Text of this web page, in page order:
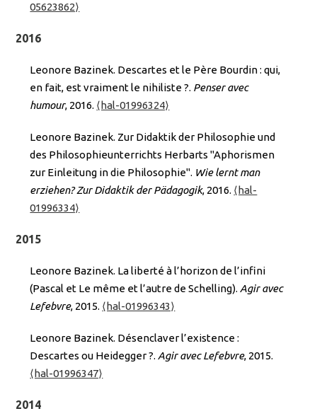
05623862⟩
2016
Leonore Bazinek. Descartes et le Père Bourdin : qui,
en fait, est vraiment le nihiliste ?. Penser avec
humour, 2016. ⟨hal-01996324⟩
Leonore Bazinek. Zur Didaktik der Philosophie und
des Philosophieunterrichts Herbarts "Aphorismen
zur Einleitung in die Philosophie". Wie lernt man
erziehen? Zur Didaktik der Pädagogik, 2016. ⟨hal-
01996334⟩
2015
Leonore Bazinek. La liberté à l’horizon de l’infini
(Pascal et Le même et l’autre de Schelling). Agir avec
Lefebvre, 2015. ⟨hal-01996343⟩
Leonore Bazinek. Désenclaver l’existence :
Descartes ou Heidegger ?. Agir avec Lefebvre, 2015.
⟨hal-01996347⟩
2014